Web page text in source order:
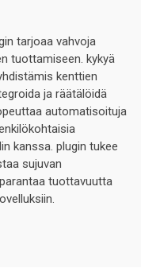
tarjoaa vahvoja
tuottamiseen. kykyä
kenttien
ja räätälöidä
automatisoituja
kanssa. plugin tukee
sujuvan
tuottavuutta